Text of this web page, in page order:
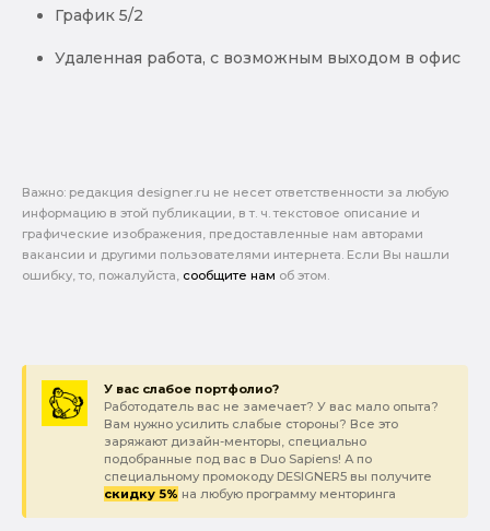
График 5/2
Удаленная работа, с возможным выходом в офис
Важно: pедакция designer.ru не несет ответственности за любую
информацию в этой публикации, в т. ч. текстовое описание и
графические изображения, предоставленные нам авторами
вакансии и другими пользователями интернета. Если Вы нашли
ошибку, то, пожалуйста, сообщите нам об этом.
У вас слабое портфолио?
Работодатель вас не замечает? У вас мало опыта?
Вам нужно усилить слабые стороны? Все это
заряжают дизайн-менторы, специально
подобранные под вас в Duo Sapiens! А по
специальному промокоду DESIGNER5 вы получите
скидку 5% на любую программу менторинга